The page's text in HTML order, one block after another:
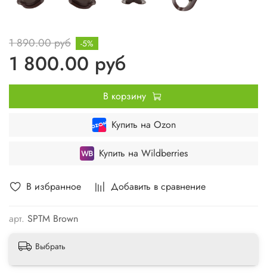
В избранное Добавить в сравнение
арт. SPTM Brown
1 890.00 руб
1 800.00 руб
-5%
В корзину
Купить на Ozon
Купить на Wildberries
Выбрать